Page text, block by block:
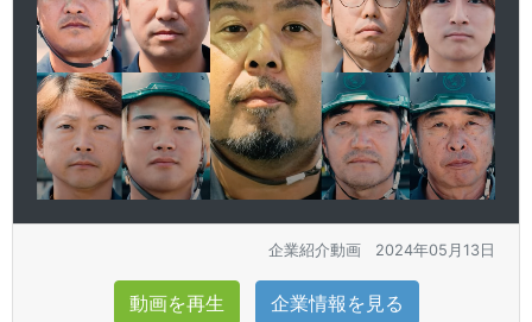
企業紹介動画 2024年05月13日
動画を再生 企業情報を見る